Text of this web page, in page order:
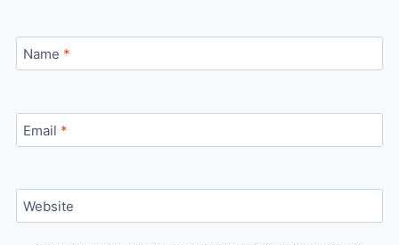
Name *
Email *
Website